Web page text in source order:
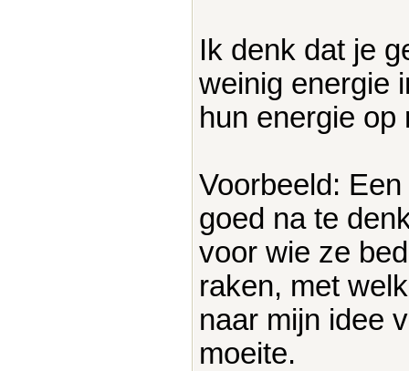
Ik denk dat je
weinig energie
hun energie
Voorbeeld:
goed na te
voor wie ze
raken, met
naar mijn idee
moeite.